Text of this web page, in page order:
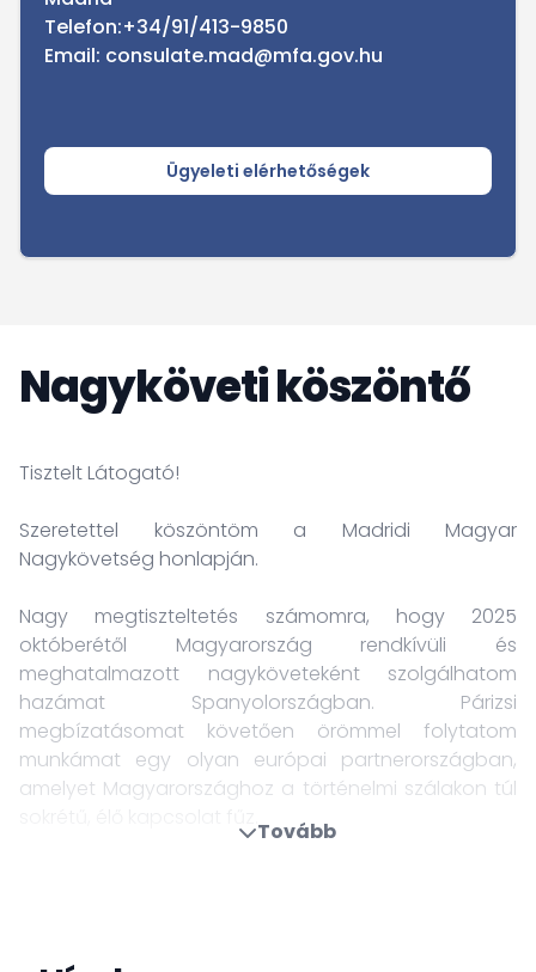
Telefon:+34/91/413-9850
Email: consulate.mad@mfa.gov.hu
Ügyeleti elérhetőségek
Nagyköveti köszöntő
Tisztelt Látogató!
Szeretettel köszöntöm a Madridi Magyar
Nagykövetség honlapján.
Nagy megtiszteltetés számomra, hogy 2025
októberétől Magyarország rendkívüli és
meghatalmazott nagyköveteként szolgálhatom
hazámat Spanyolországban. Párizsi
megbízatásomat követően örömmel folytatom
munkámat egy olyan európai partnerországban,
amelyet Magyarországhoz a történelmi szálakon túl
bővítését, támogassa az üzleti együttműködéseket,
Tovább